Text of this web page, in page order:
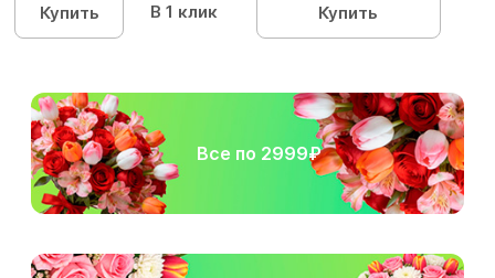
Купить В 1 клик Купить
Все по 2999₽